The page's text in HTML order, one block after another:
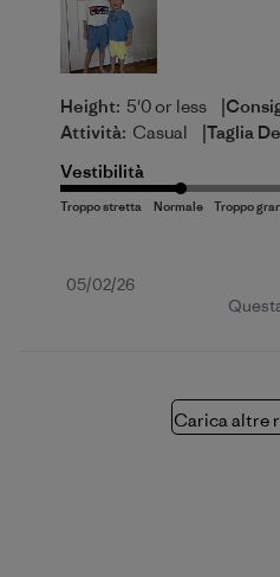
Height: 5'0 or less |
Attività: Casual |Taglia
Vestibilità
Data
05/02/26
Carica altre